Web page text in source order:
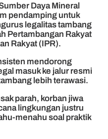
Daya Mineral
pendamping untuk
legalitas tambang
Pertambangan Rakyat
Rakyat (IPR).
mendorong
masuk ke jalur resmi
lebih terawasi.
parah, korban jiwa
lingkungan justru
menahu soal praktik